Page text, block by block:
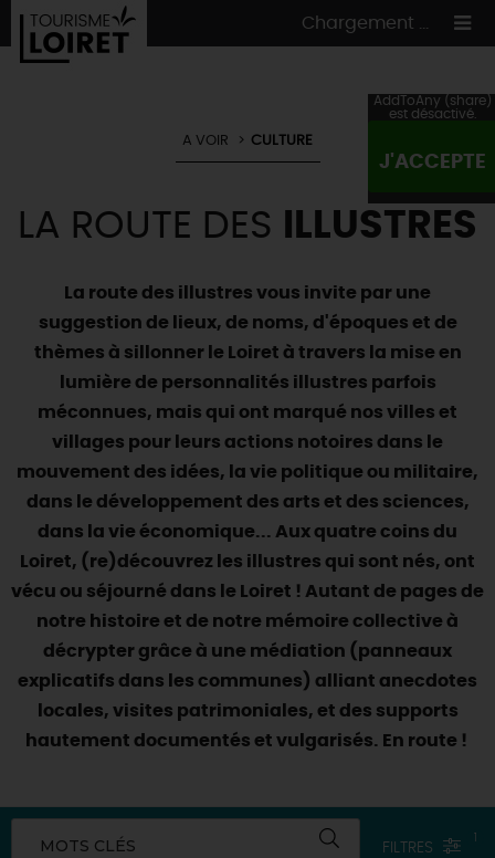
Chargement ...
VOS ENVIES
HÉBERGEMENTS
INSOLITES
RÉSERVERMAINTENANT
NATURE
VILLES & VILLAGES
TOUTES LES VISITES
EN MODECIRCUITS& BALADES
EN MODENATURE & AVENTURE
...ETAUSSI
TOUTES LES ACTIVITÉS
Où manger
Maîtresrestaurateurs
Nosmarchés
Artistes et Artisans d'Art
Nosspécialités du terroir et producteurs
Visitesgourmandesetcréatives
Vins et vignobles
Chic,une aire de pique-nique
Par ici lesguinguettes
Que rapporter du Loiret ?
La Route des Métiers d'Art
TOUT L'ART DE VIVRE
A NE PASRATER
Téléchargez le Guide de l'été 2026 🤽🌞
Avis de fraicheur ici pour éviter la chaleur 🥵
Des vacances auprès des animaux 🐎
(re)Découvrir les coulisses de la Faïencerie de
Gien !
Expérimenterles parcours Baludik🕵️
Une saison de festivals 🎉
Rendez-vous de la nature en 2026
Programme des animations "Loiret au fil de l'eau"
SE REPÉRER,SE DÉPLACER
INFOS &SERVICES
RÉSERVER MAINTENANT
A VOIR CULTURE
LA ROUTE DES ILLUSTRES
La route des illustres vous invite par une
suggestion de lieux, de noms, d'époques et de
thèmes à sillonner le Loiret à travers la mise en
lumière de personnalités illustres parfois
méconnues, mais qui ont marqué nos villes et
villages pour leurs actions notoires dans le
mouvement des idées, la vie politique ou militaire,
dans le développement des arts et des sciences,
dans la vie économique... Aux quatre coins du
Loiret, (re)découvrez les illustres qui sont nés, ont
vécu ou séjourné dans le Loiret ! Autant de pages de
notre histoire et de notre mémoire collective à
décrypter grâce à une médiation (panneaux
explicatifs dans les communes) alliant anecdotes
locales, visites patrimoniales, et des supports
hautement documentés et vulgarisés. En route !
MOTS CLÉS FILTRES
AddToAny (share)
est désactivé.
J'ACCEPTE